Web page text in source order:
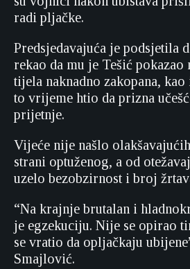
radi pljačke.
Predsjedavajuća je podsjetila
rekao da mu je Tešić pokazao
tijela naknadno zakopana, kao
to vrijeme htio da prizna
prijetnje.
Vijeće nije našlo
strani optuženog, a od
uzelo bezobzirnost i broj
“Na krajnje brutalan i
je egzekuciju. Nije se opirao
se vratio da opljačkaju
Smajlović.